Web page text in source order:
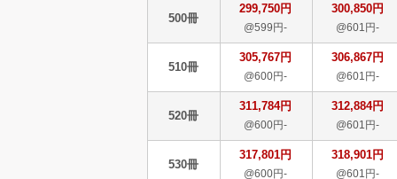
500冊
299,750円
@599円-
300,850円
@601円-
510冊
305,767円
@600円-
306,867円
@601円-
520冊
311,784円
@600円-
312,884円
@601円-
530冊
317,801円
@600円-
318,901円
@601円-